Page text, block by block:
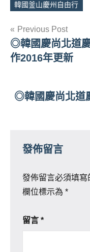
Tags
韓國釜山慶州自由行
文
章
覽
Previous Post
◎韓國慶尚北道
作2016年更新
◎韓國慶尚北道
發佈留言
發佈留言必須填寫
欄位標示為 *
留言 *